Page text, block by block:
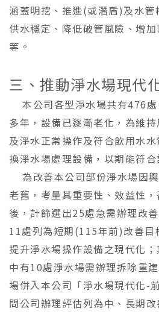
涵蓋明挖、推進(或潛盾)及水管
供水穩定、降低破管風險、增
等。
三、推動淨水場現代
本公司各型淨水場共有476處
多年，設備已逐漸老化，為維
及淨水正常操作及符合飲用水
換淨水場處理設備，以期能符
為改善本公司部份淨水場因
老舊，考量其重要性、效益性
後，計篩選出25處急需辦理改
11處列為短期(115年前)改善目
提升淨水場操作設備之現代化
中有10處淨水場需辦理拆除重
場併入本公司「淨水場現代化-
問公司辦理評估列為中、長期改